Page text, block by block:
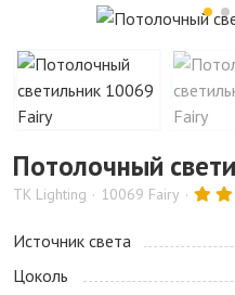
Потолочный
TK Lighting 10069 Fairy
Источник света
Цоколь